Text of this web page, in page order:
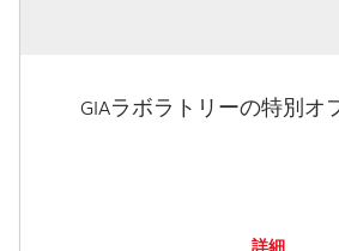
GIAラボラトリーの特別オ